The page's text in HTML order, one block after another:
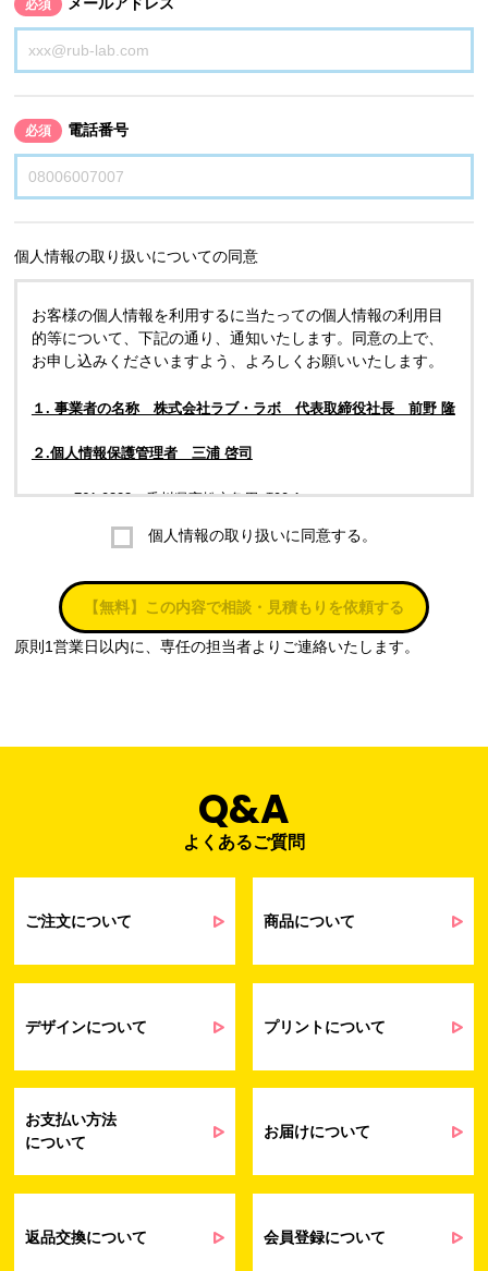
必須
必須 電話番号
個人情報の取り扱いについての同意
お客様の個人情報を利用するに当たっての個人情報の利用目
的等について、下記の通り、通知いたします。同意の上で、
お申し込みくださいますよう、よろしくお願いいたします。
１. 事業者の名称 株式会社ラブ・ラボ 代表取締役社長 前野 隆
２.個人情報保護管理者 三浦 啓司
〒761-0323 香川県高松市亀田町90-1
株式会社ラブ・ラボ
電話：087-847-2000
電子メール：info@rub-lab.com
正当な事業遂行の範囲内で利用いたします。
個人情報の利用目的
会員管理業務
当社通信販売における受発注業務のため
るアンケート等の収集・分析・統計のため
せ業務に関するお取引先様との業務連絡や
契約・請求等の一連の手続きのため
提供するサービス（サポート業務を含む）
は営業およびマーケティング活動（セミナ
ターなど）に関連する情報を、電子メー
問い合わせへの対応のため
た場合のご対応のため
個人情報の取り扱いに同意する。
【無料】この内容で相談・見積もりを依頼する
原則1営業日以内に、専任の担当者よりご連絡いたします。
Q&A
よくあるご質問
ご注文について 商品について
デザインについて プリントについて
お支払い方法
について
お届けについて
返品交換について 会員登録について